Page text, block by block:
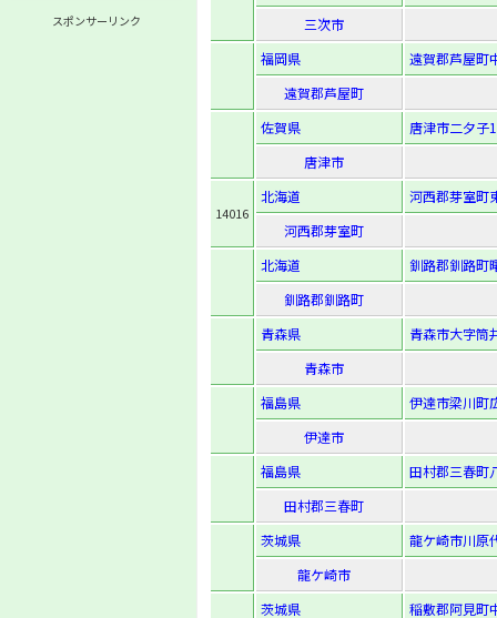
スポンサーリンク
三次市
福岡県
遠賀郡芦屋町
遠賀郡芦屋町
佐賀県
唐津市二夕子
唐津市
14016
北海道
河西郡芽室町
河西郡芽室町
北海道
釧路郡釧路町
釧路郡釧路町
青森県
青森市大字筒
青森市
福島県
伊達市梁川町
伊達市
福島県
田村郡三春町
田村郡三春町
茨城県
龍ケ崎市川原
龍ケ崎市
茨城県
稲敷郡阿見町